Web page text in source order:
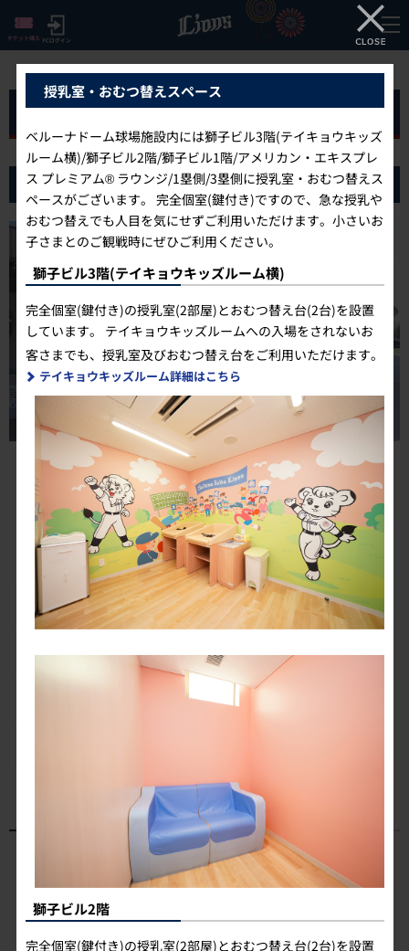
授乳室・おむつ替えスペース
ベルーナドーム球場施設内には獅子ビル3階(テイキョウキッズ
ルーム横)/獅子ビル2階/獅子ビル1階/アメリカン・エキスプレ
ス プレミアム® ラウンジ/1塁側/3塁側に授乳室・おむつ替えス
ペースがございます。 完全個室(鍵付き)ですので、急な授乳や
おむつ替えでも人目を気にせずご利用いただけます。小さいお
子さまとのご観戦時にぜひご利用ください。
獅子ビル3階(テイキョウキッズルーム横)
完全個室(鍵付き)の授乳室(2部屋)とおむつ替え台(2台)を設置
しています。 テイキョウキッズルームへの入場をされないお
客さまでも、授乳室及びおむつ替え台をご利用いただけます。
テイキョウキッズルーム詳細はこちら
獅子ビル2階
完全個室(鍵付き)の授乳室(2部屋)とおむつ替え台(2台)を設置
スタジアム
ベルーナドーム
狭山丘陵のなかにある自然共生型のドーム球場。1979年から西
武ライオンズの本拠地球場として球史に残る名勝負が繰り広げら
れた球場である。1999年からドーム球場となり、2021年3月に大
規模な改修工事が完了。さまざまな楽しみにあふれるボールパー
クとしてファンに親しまれている。
アクセス
駐車場案内